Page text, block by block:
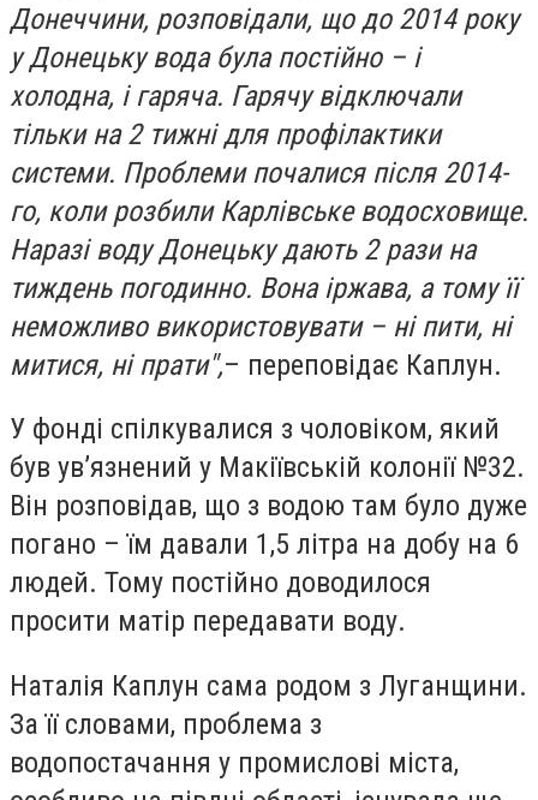
Донеччини, розповідали, що до 2014 року
у Донецьку вода була постійно – і
холодна, і гаряча. Гарячу відключали
тільки на 2 тижні для профілактики
системи. Проблеми почалися після 2014-
го, коли розбили Карлівське водосховище.
Наразі воду Донецьку дають 2 рази на
тиждень погодинно. Вона іржава, а тому її
неможливо використовувати – ні пити, ні
митися, ні прати",– переповідає Каплун.
У фонді спілкувалися з чоловіком, який
був ув’язнений у Макіївській колонії №32.
Він розповідав, що з водою там було дуже
погано – їм давали 1,5 літра на добу на 6
людей. Тому постійно доводилося
просити матір передавати воду.
Наталія Каплун сама родом з Луганщини.
За її словами, проблема з
водопостачання у промислові міста,